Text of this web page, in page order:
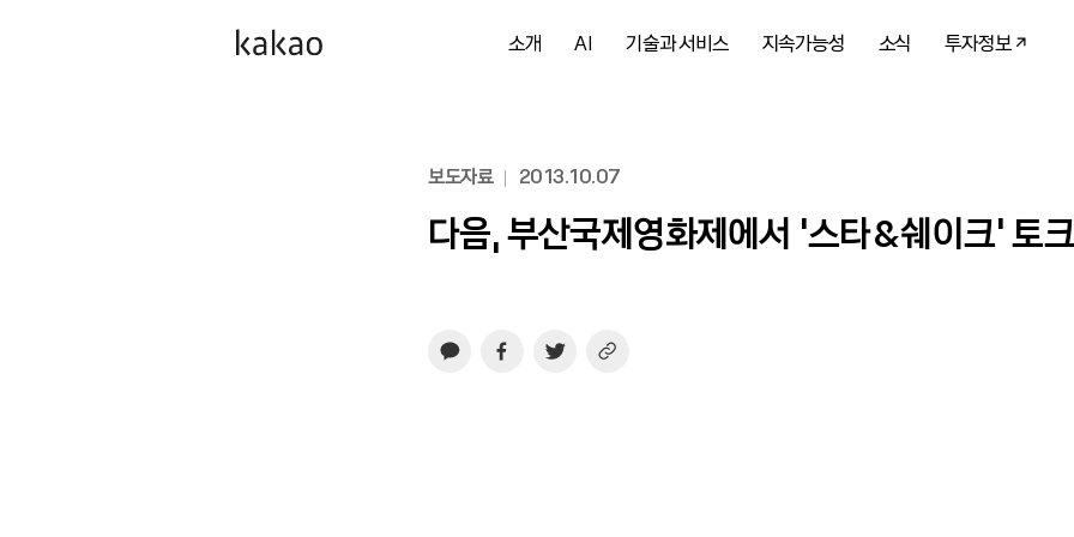
소개 AI 기술과 서비스 지속가능성 소식 투자정보
보도자료 2013.10.07
다음, 부산국제영화제에서 ‘스타&쉐이크’ 토